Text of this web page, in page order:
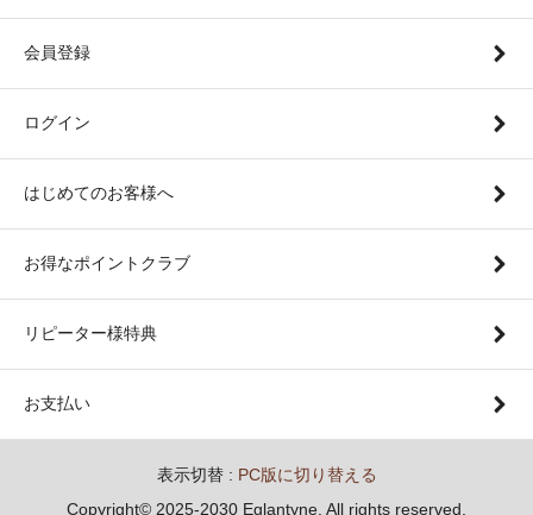
会員登録
ログイン
はじめてのお客様へ
お得なポイントクラブ
リピーター様特典
お支払い
表示切替 : PC版に切り替える
Copyright© 2025-2030 Eglantyne. All rights reserved.